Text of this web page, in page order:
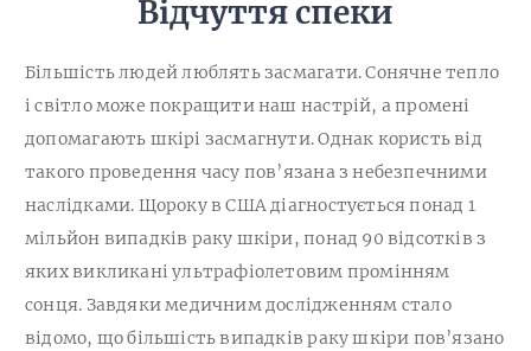
Відчуття спеки
Більшість людей люблять засмагати. Сонячне тепло
і світло може покращити наш настрій, а промені
допомагають шкірі засмагнути. Однак користь від
такого проведення часу пов’язана з небезпечними
наслідками. Щороку в США діагностується понад 1
мільйон випадків раку шкіри, понад 90 відсотків з
яких викликані ультрафіолетовим промінням
сонця. Завдяки медичним дослідженням стало
відомо, що більшість випадків раку шкіри пов’язано